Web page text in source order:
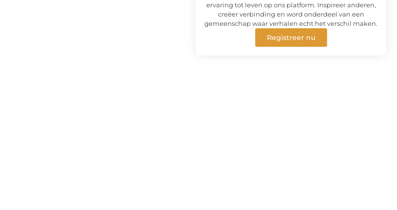
ervaring tot leven op ons platform. Inspireer anderen,
creëer verbinding en word onderdeel van een
gemeenschap waar verhalen echt het verschil maken.
Registreer nu